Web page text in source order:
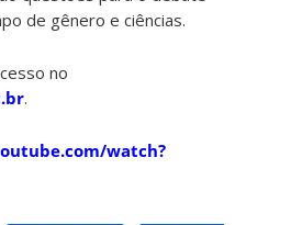
de gênero e ciências.
no
.
watch?